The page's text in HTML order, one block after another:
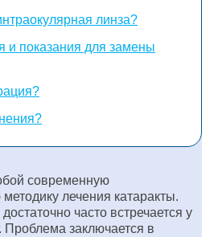
линза?
и показания для замены
современную
лечения катаракты.
часто встречается у
Проблема заключается в